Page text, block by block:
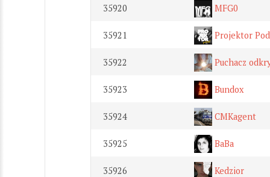
35920 MFG0
35921 Projektor
35922 Puchacz
35923 Bundox
35924 CMKagent
35925 BaBa
35926 Kedzior